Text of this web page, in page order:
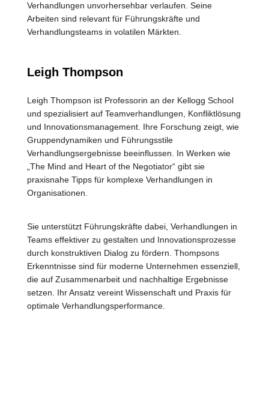
Verhandlungen unvorhersehbar verlaufen. Seine
Arbeiten sind relevant für Führungskräfte und
Verhandlungsteams in volatilen Märkten.
Leigh Thompson
Leigh Thompson ist Professorin an der Kellogg School
und spezialisiert auf Teamverhandlungen, Konfliktlösung
und Innovationsmanagement. Ihre Forschung zeigt, wie
Gruppendynamiken und Führungsstile
Verhandlungsergebnisse beeinflussen. In Werken wie
„The Mind and Heart of the Negotiator“ gibt sie
praxisnahe Tipps für komplexe Verhandlungen in
Organisationen.
Sie unterstützt Führungskräfte dabei, Verhandlungen in
Teams effektiver zu gestalten und Innovationsprozesse
durch konstruktiven Dialog zu fördern. Thompsons
Erkenntnisse sind für moderne Unternehmen essenziell,
die auf Zusammenarbeit und nachhaltige Ergebnisse
setzen. Ihr Ansatz vereint Wissenschaft und Praxis für
optimale Verhandlungsperformance.